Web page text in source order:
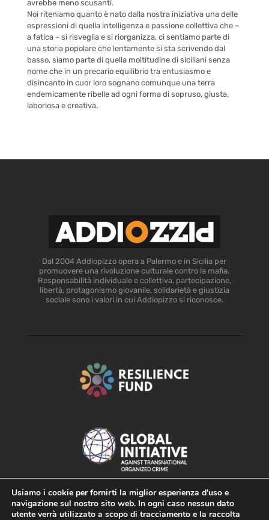
avrebbe meno scusanti.
Noi riteniamo quanto è nato dalla nostra iniziativa una delle
espressioni di quella intelligenza e passione collettiva che –
a fatica – si risveglia e si riorganizza, ci sentiamo parte di
una storia popolare che lentamente si sta scrivendo dal
basso, siamoparte di quella moltitudine di siciliani senza
nome che in un precario equilibrio tra entusiasmo e
disincanto in cuor loro sognano comunque una terra
endemicamente ribelle ad ogni forma di sopruso, giusta,
laboriosa e creativa.
Dal 2004 Addiopizzo opera a Palermo e in Sicilia per
promuovere una rivoluzione culturale contro la mafia.
Responsabilità individuale e collettiva, partecipazione,
libertà, protagonismo giovanile, solidarietà e giustizia
sociale sono i valori in cui Addiopizzo si riconosce.
Usiamo i cookie per fornirti la miglior esperienza d'uso e
navigazione sul nostro sito web. In ogni caso nessun dato
utente verrà utilizzato a scopo di tracciamento e la raccolta